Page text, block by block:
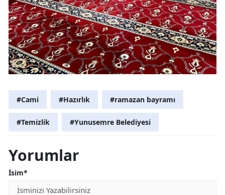
#Cami #Hazırlık #ramazan bayramı
#Temizlik #Yunusemre Belediyesi
Yorumlar
İsim*